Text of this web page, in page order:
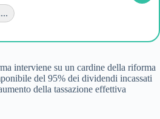
interviene su un cardine della riforma
del 95% dei dividendi incassati
della tassazione effettiva